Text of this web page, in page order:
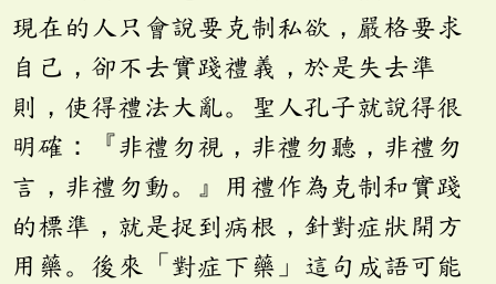
現在的人只會說要克制私欲，嚴格要求
自己，卻不去實踐禮義，於是失去準
則，使得禮法大亂。聖人孔子就說得很
明確：『非禮勿視，非禮勿聽，非禮勿
言，非禮勿動。』用禮作為克制和實踐
的標準，就是捉到病根，針對症狀開方
用藥。後來「對症下藥」這句成語可能